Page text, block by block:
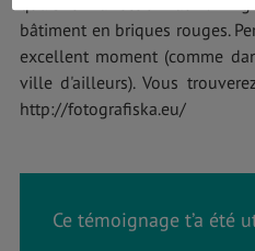
bâtiment en briques rouges.
excellent moment (comme
ville d'ailleurs). Vous
http://fotografiska.eu/
Ce témoignage t’a été